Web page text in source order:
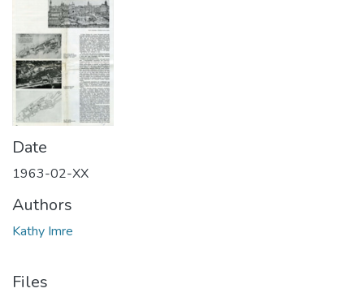
Date
1963-02-XX
Authors
Kathy Imre
Files